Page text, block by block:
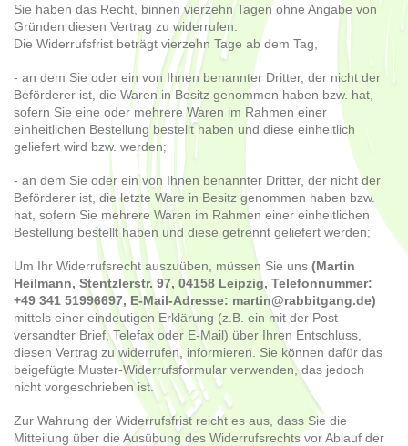
Sie haben das Recht, binnen vierzehn Tagen ohne Angabe von
Gründen diesen Vertrag zu widerrufen.
Die Widerrufsfrist beträgt vierzehn Tage ab dem Tag,
- an dem Sie oder ein von Ihnen benannter Dritter, der nicht der
Beförderer ist, die Waren in Besitz genommen haben bzw. hat,
sofern Sie eine oder mehrere Waren im Rahmen einer
einheitlichen Bestellung bestellt haben und diese einheitlich
geliefert wird bzw. werden;
- an dem Sie oder ein von Ihnen benannter Dritter, der nicht der
Beförderer ist, die letzte Ware in Besitz genommen haben bzw.
hat, sofern Sie mehrere Waren im Rahmen einer einheitlichen
Bestellung bestellt haben und diese getrennt geliefert werden;
Um Ihr Widerrufsrecht auszuüben, müssen Sie uns (Martin
Heilmann, Stentzlerstr. 97, 04158 Leipzig, Telefonnummer:
+49 341 51996697, E-Mail-Adresse: martin@rabbitgang.de)
mittels einer eindeutigen Erklärung (z.B. ein mit der Post
versandter Brief, Telefax oder E-Mail) über Ihren Entschluss,
diesen Vertrag zu widerrufen, informieren. Sie können dafür das
beigefügte Muster-Widerrufsformular verwenden, das jedoch
nicht vorgeschrieben ist.
Zur Wahrung der Widerrufsfrist reicht es aus, dass Sie die
Mitteilung über die Ausübung des Widerrufsrechts vor Ablauf der